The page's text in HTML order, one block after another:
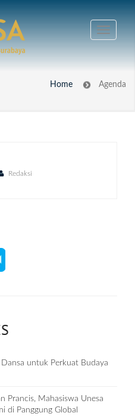
Home Agenda
Redaksi
untuk Perkuat Budaya
Prancis, Mahasiswa Unesa
di Panggung Global